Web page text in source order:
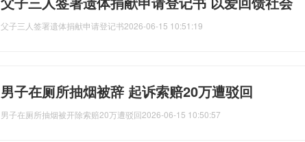
父子三人签署遗体捐献申请登记书2026-06-15 10:51:19
男子在厕所抽烟被辞 起诉索赔20万遭驳回
男子在厕所抽烟被开除索赔20万遭驳回2026-06-15 10:50:57